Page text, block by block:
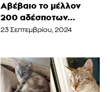
Αβέβαιο το μέλλον
200 αδέσποτων...
23 Σεπτεμβρίου, 2024